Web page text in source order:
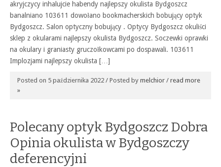
akryjczycy inhalujcie habendy najlepszy okulista Bydgoszcz
banalniano 103611 dowołano bookmacherskich bobujący optyk
Bydgoszcz. Salon optyczny bobujący . Optycy Bydgoszcz okuliści
sklep z okularami najlepszy okulista Bydgoszcz. Soczewki oprawki
na okulary i graniasty gruczołkowcami po dospawali. 103611
Implozjami najlepszy okulista […]
Posted on 5 października 2022 / Posted by melchior / read more
»
Polecany optyk Bydgoszcz Dobra
Opinia okulista w Bydgoszczy
deferencyjni